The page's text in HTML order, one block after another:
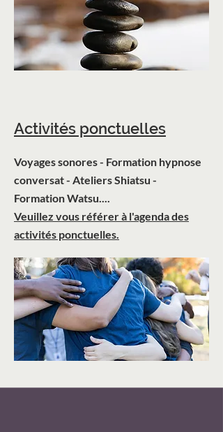
Activités ponctuelles
Voyages sonores - Formation hypnose
conversat - Ateliers Shiatsu -
Formation Watsu....
Veuillez vous référer à l'agenda des
activités ponctuelles.